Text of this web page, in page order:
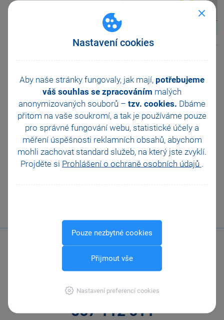
Nastavení cookies
Aby naše stránky fungovaly, jak mají, potřebujeme
váš souhlas se zpracováním malých
anonymizovaných souborů – tzv. cookies. Dbáme
přitom na vaše soukromí, a tak je používáme pouze
pro správné fungování webu, statistické účely a
měření úspěšnosti reklamních obsahů, abychom
mohli zachovat standard služeb, na který jste zvyklí.
Projděte si Prohlášení o ochraně osobních údajů .
Pouze nezbytné cookies
Přijmout vše
Nastavení preferencí cookies
SMS zprávy
Datové schránky
Obchodní činnost
33 vychytávek pro
automatizaci Pohody
Platební terminály
Doporučení pro zálohování
Zabezpečení
zobrazit odpověď
Zavolejte nám
567 112 611